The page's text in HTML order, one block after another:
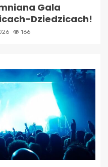
Gala
Dziedzicach!
166